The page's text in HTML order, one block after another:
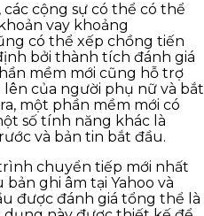
cộng sự có thể có thể
vay khoảng
có thể xếp chồng tiến
bởi thành tích đánh giá
mềm mới cũng hỗ trợ
của người phụ nữ và bắt
một phần mềm mới có
số tính năng khác là
và bản tin bắt đầu.
chuyển tiếp mới nhất
ghi âm tại Yahoo và
được đánh giá tổng thể là